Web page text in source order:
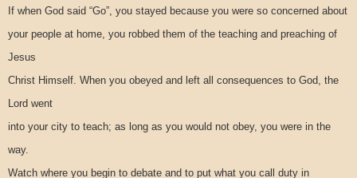
If when God said “Go”, you stayed because you were so concerned about
your people at home, you robbed them of the teaching and preaching of
Jesus
Christ Himself. When you obeyed and left all consequences to God, the
Lord went
into your city to teach; as long as you would not obey, you were in the
way.
Watch where you begin to debate and to put what you call duty in